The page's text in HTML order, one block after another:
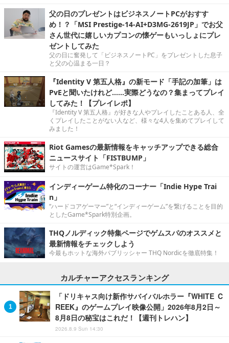
父の日のプレゼントはビジネスノートPCがおすす
め！？「MSI Prestige-14-AI+D3MG-2619JP」でお父
さん世代に嬉しいカプコンの懐ゲーもいっしょにプレ
ゼントしてみた
父の日に奮発して「ビジネスノートPC」をプレゼントした息子
と父の心温まる一日？
『Identity V 第五人格』の新モード「手記の加筆」は
PvEと聞いたけれど……実際どうなの？集まってプレイ
してみた！【プレイレポ】
『Identity V 第五人格』が好きな人やプレイしたことある人、全
くプレイしたことがない人など、様々な4人を集めてプレイして
みました！
Riot Gamesの最新情報をキャッチアップできる総合
ニュースサイト「FISTBUMP」
サイトの運営はGame*Spark！
インディーゲーム特化のコーナー「Indie Hype Trai
n」
“ハードコアゲーマー”と“インディーゲーム”を繋げることを目的
としたGame*Spark特別企画。
THQノルディック特集ページでゲムスパのオススメと
最新情報をチェックしよう
今最もホットな海外パブリッシャー THQ Nordicを徹底特集！
カルチャーアクセスランキング
「ドリキャス向け新作サバイバルホラー『WHITE C
REEK』のゲームプレイ映像公開」2026年8月2日～
8月8日の秘宝はこれだ！【週刊トレハン】
2026.8.9 Sun 14:30